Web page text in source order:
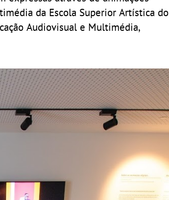
da Escola Superior Artística do
Audiovisual e Multimédia,